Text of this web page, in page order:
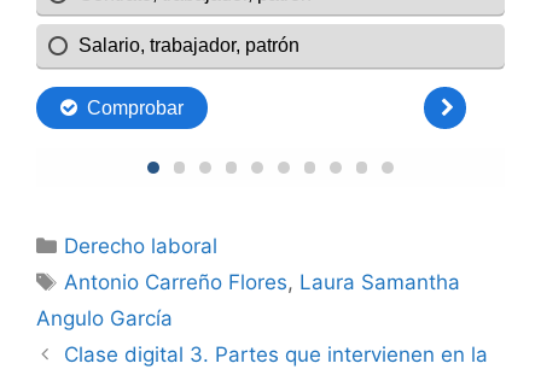
Categorías
Derecho laboral
Etiquetas
Antonio Carreño Flores, Laura Samantha
Angulo García
Clase digital 3. Partes que intervienen en la